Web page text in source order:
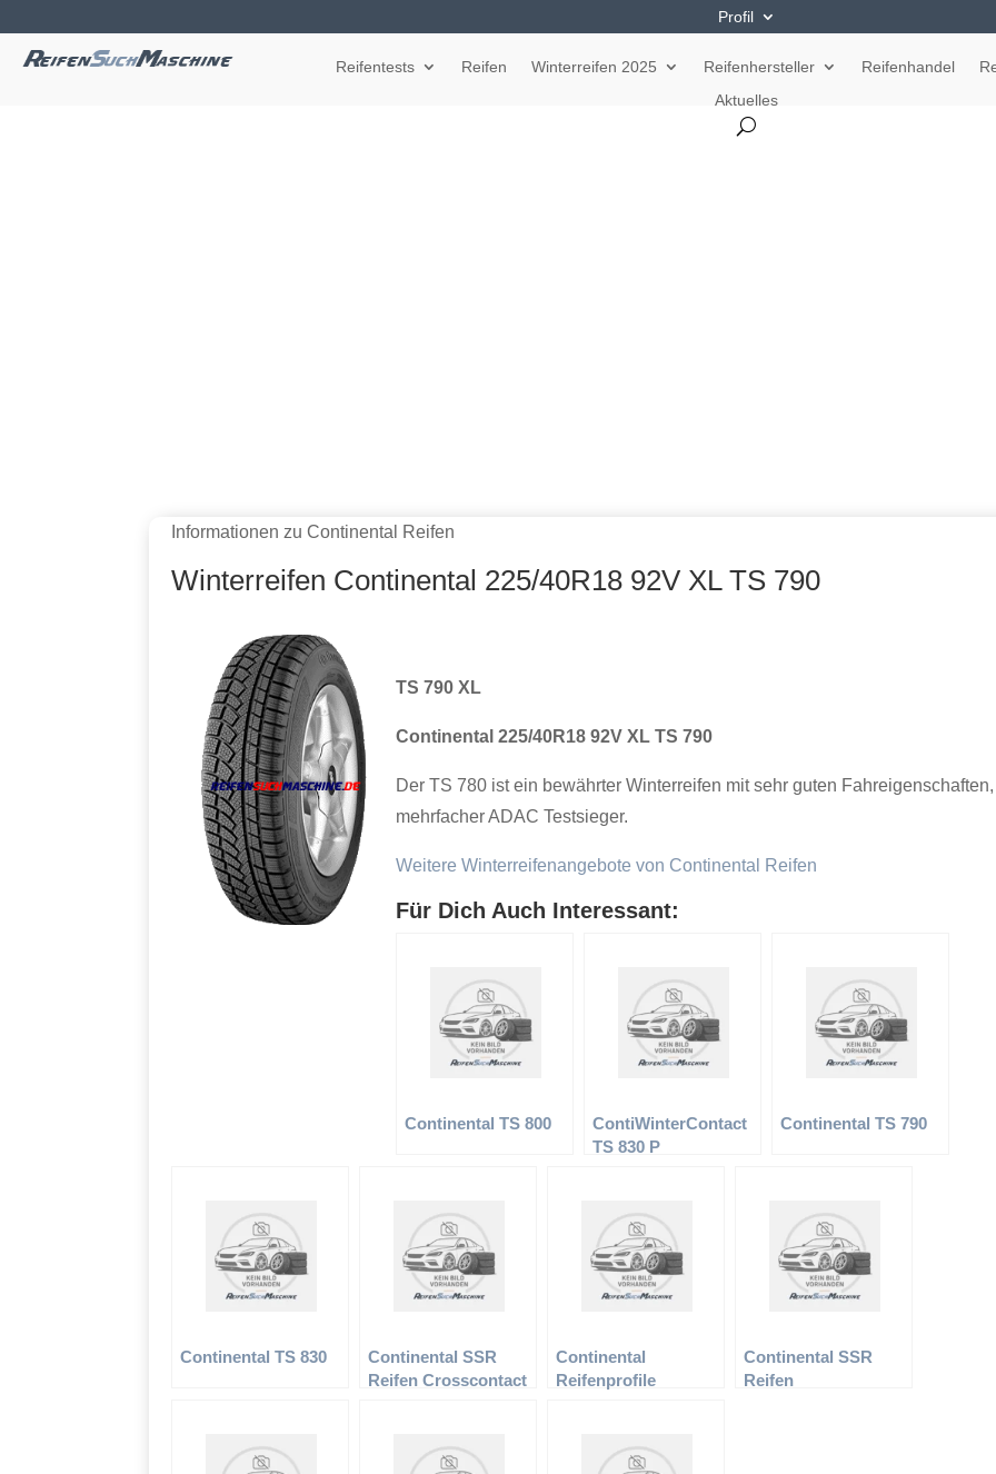
Profil
Reifentests Reifen Winterreifen 2025 Reifenhersteller Reifenhandel
Aktuelles
Informationen zu Continental Reifen
Winterreifen Continental 225/40R18 92V XL TS 790
TS 790 XL
Continental 225/40R18 92V XL TS 790
Der TS 780 ist ein bewährter Winterreifen mit sehr guten Fahreigenschaften,
mehrfacher ADAC Testsieger.
Weitere Winterreifenangebote von Continental Reifen
Für Dich Auch Interessant:
Continental TS 800
ContiWinterContact
TS 830 P
Continental TS 790
Continental TS 830
Continental SSR
Reifen Crosscontact
Continental
Reifenprofile
Continental SSR
Reifen